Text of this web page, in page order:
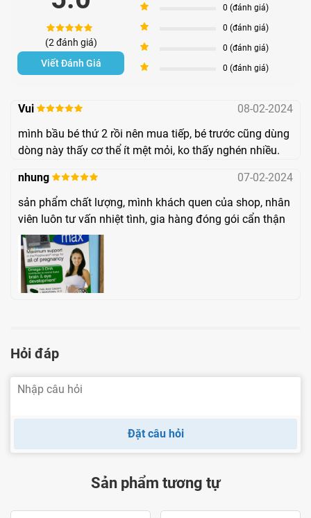
khi đó thiếu canxi có thể khiến người mẹ bị loãng
xương, đồng thời khiến thai nhi chào đời bị còi
xương, suy dinh dưỡng.
sự hình thành và phát triển não bổ của trẻ nhỏ, đặc
biệt là trong giai đoạn mang thai. Do vậy, thiếu hụt
DHA sẽ để lại nhiều hệ quả không tốt đối với trí tuệ
của trẻ nhỏ.
Để tránh thiếu hụt những dưỡng chất quan trọng trên mà
không cần phải đau đầu trong việc cân đo đong đếm chế
độ dinh dưỡng sao cho phù hợp, các mẹ nên lựa chọn
những sản phẩm bổ sung tổng hợp nhiều dưỡng chất trong
1 viên uống. Một trong số những sản phẩm được ưa
Dưới đây là một số kinh nghiệm khi sử dụng Pregnacare
Max mà dược sĩ Pharmart muốn gửi đến các mẹ:
Bổ sung thêm sắt ngoài để đảm bảo nhu cầu sắt
trong khi nhu cầu của 1 bà bầu là 30mg sắt/ngày. Do vậy
mẹ nên bổ sung thêm các thực phẩm giàu sắt như: rau
(2 đánh giá)
4 0 (đánh giá)
3 0 (đánh giá)
2 0 (đánh giá)
1 0 (đánh giá)
Viết Đánh Giá
Vui
08-02-2024
mình bầu bé thứ 2 rồi nên mua tiếp, bé trước cũng dùng
dòng này thấy cơ thể ít mệt mỏi, ko thấy nghén nhiều.
nhung
07-02-2024
sản phẩm chất lượng, mình khách quen của shop, nhân
viên luôn tư vấn nhiệt tình, gia hàng đóng gói cẩn thận
Hỏi đáp
Đặt câu hỏi
Sản phẩm tương tự